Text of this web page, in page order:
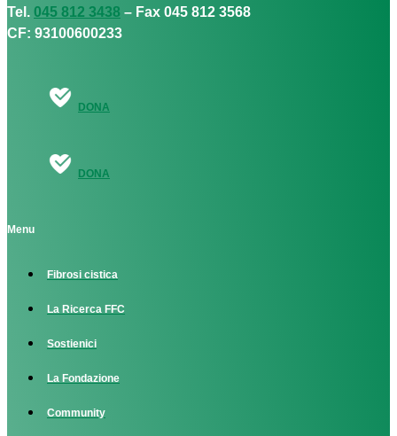
Tel. 045 812 3438 – Fax 045 812 3568
CF: 93100600233
DONA
DONA
Menu
Fibrosi cistica
La Ricerca FFC
Sostienici
La Fondazione
Community